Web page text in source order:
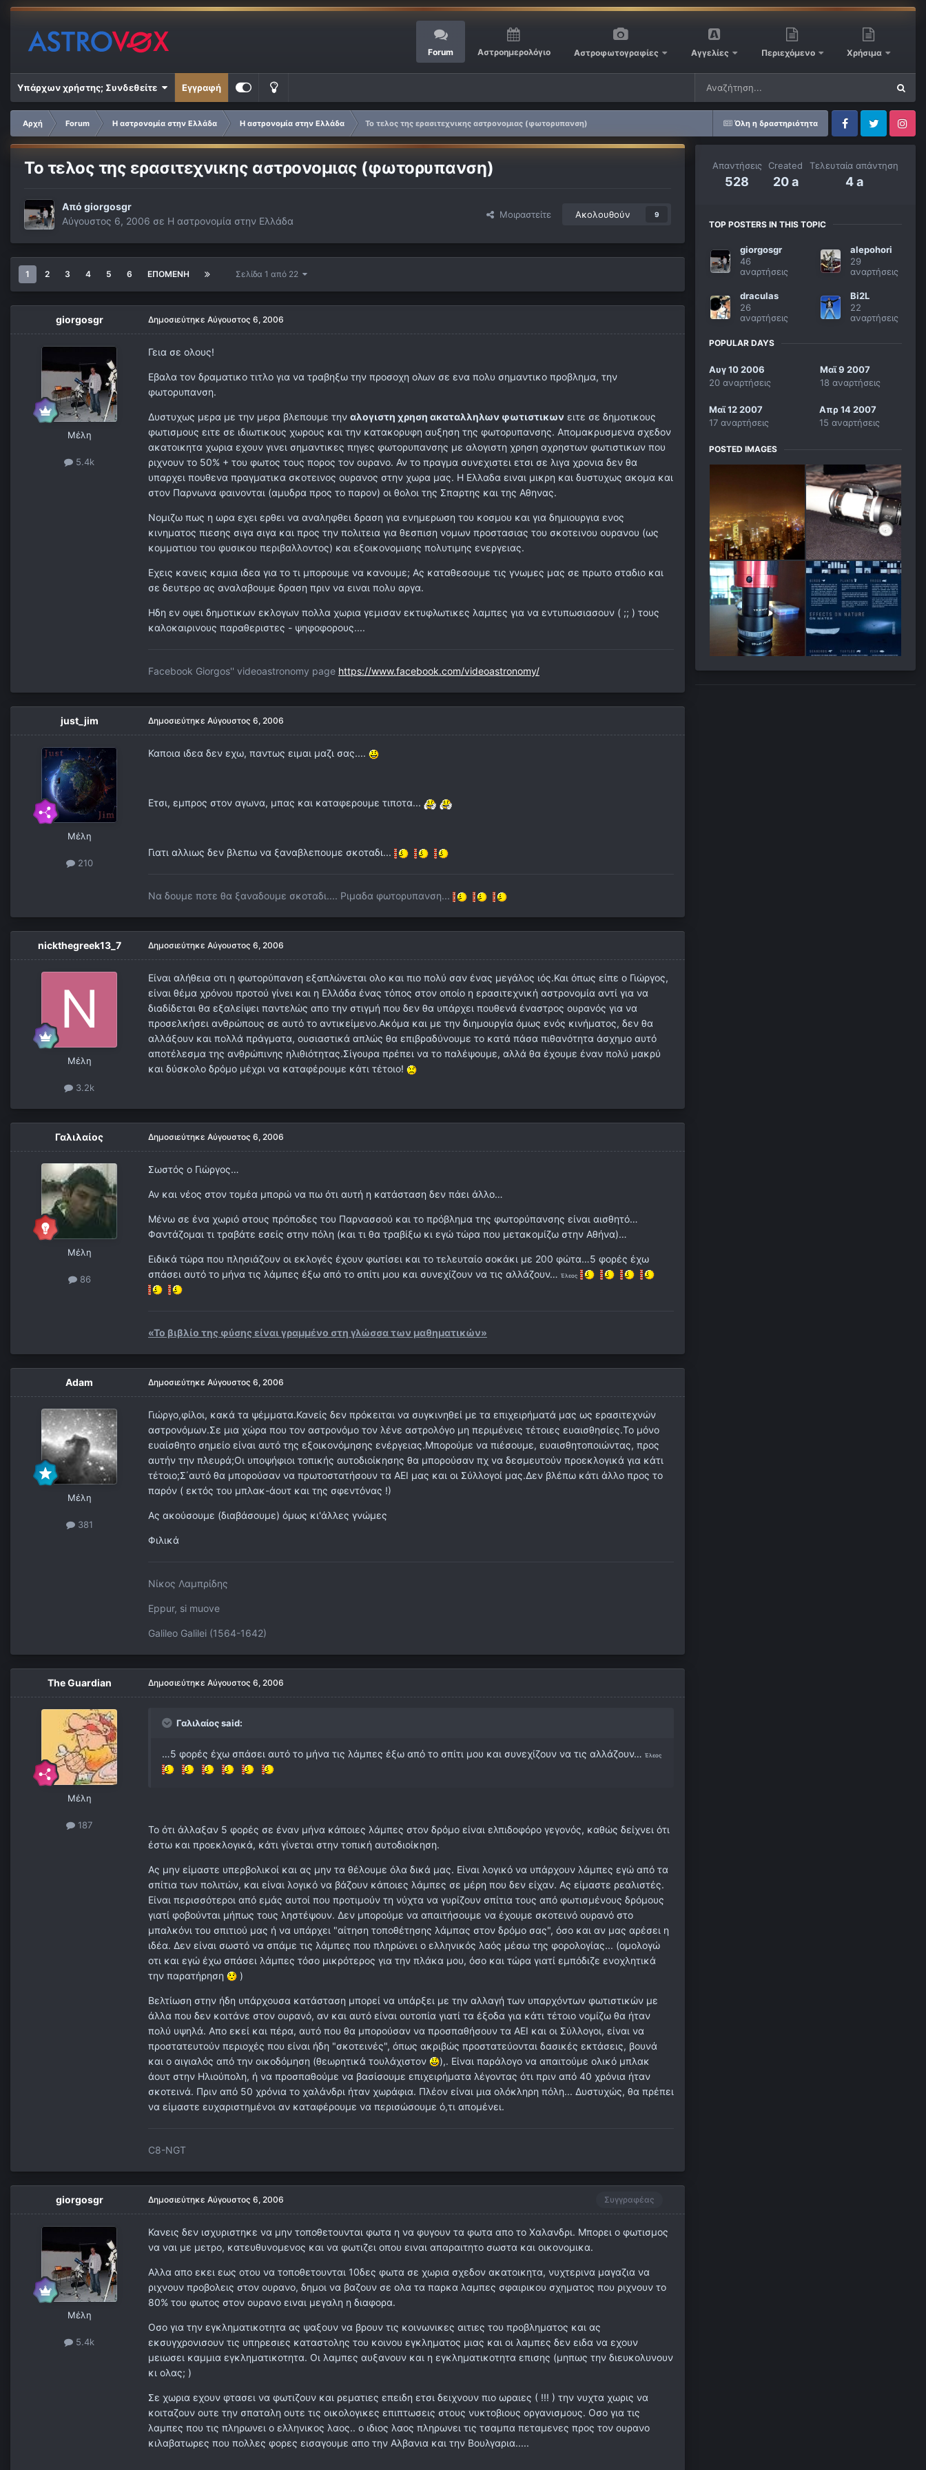
Forum Αστροημερολόγιο Αστροφωτογραφίες Αγγελίες Περιεχόμενο Χρήσιμα
Υπάρχων χρήστης; Συνδεθείτε Εγγραφή
Όλη η δραστηριότητα
Αρχή Forum Η αστρονομία στην Ελλάδα Η αστρονομία στην Ελλάδα
Το τελος της ερασιτεχνικης αστρονομιας (φωτορυπανση)
FacebookTwitter Instagram
Το τελος της ερασιτεχνικης αστρονομιας (φωτορυπανση)
Από giorgosgr
Αύγουστος 6, 2006 σε Η αστρονομία στην Ελλάδα
Μοιραστείτε Ακολουθούν 9
1 2 3 4 5 6 ΕΠΌΜΕΝΗ Σελίδα 1 από 22
giorgosgr
Μέλη
5.4k
Δημοσιεύτηκε Αύγουστος 6, 2006
Γεια σε ολους!
Εβαλα τον δραματικο τιτλο για να τραβηξω την προσοχη ολων σε ενα πολυ σημαντικο προβλημα, την
φωτορυπανση.
Δυστυχως μερα με την μερα βλεπουμε την αλογιστη χρηση ακαταλληλων φωτιστικων ειτε σε δημοτικους
φωτισμους ειτε σε ιδιωτικους χωρους και την κατακορυφη αυξηση της φωτορυπανσης. Απομακρυσμενα σχεδον
ακατοικητα χωρια εχουν γινει σημαντικες πηγες φωτορυπανσης με αλογιστη χρηση αχρηστων φωτιστικων που
ριχνουν το 50% + του φωτος τους πορος τον ουρανο. Αν το πραγμα συνεχιστει ετσι σε λιγα χρονια δεν θα
υπαρχει πουθενα πραγματικα σκοτεινος ουρανος στην χωρα μας. Η Ελλαδα ειναι μικρη και δυστυχως ακομα και
στον Παρνωνα φαινονται (αμυδρα προς το παρον) οι θολοι της Σπαρτης και της Αθηνας.
Νομιζω πως η ωρα εχει ερθει να αναληφθει δραση για ενημερωση του κοσμου και για δημιουργια ενος
κινηματος πιεσης σιγα σιγα και προς την πολιτεια για θεσπιση νομων προστασιας του σκοτεινου ουρανου (ως
κομματιου του φυσικου περιβαλλοντος) και εξοικονομισης πολυτιμης ενεργειας.
Εχεις κανεις καμια ιδεα για το τι μπορουμε να κανουμε; Ας καταθεσουμε τις γνωμες μας σε πρωτο σταδιο και
σε δευτερο ας αναλαβουμε δραση πριν να ειναι πολυ αργα.
Ηδη εν οψει δημοτικων εκλογων πολλα χωρια γεμισαν εκτυφλωτικες λαμπες για να εντυπωσιασουν ( ;; ) τους
καλοκαιρινους παραθεριστες - ψηφοφορους....
Facebook Giorgos'' videoastronomy page https://www.facebook.com/videoastronomy/
just_jim
Μέλη
210
Δημοσιεύτηκε Αύγουστος 6, 2006
Καποια ιδεα δεν εχω, παντως ειμαι μαζι σας....
Ετσι, εμπρος στον αγωνα, μπας και καταφερουμε τιποτα...
Γιατι αλλιως δεν βλεπω να ξαναβλεπουμε σκοταδι...
Να δουμε ποτε θα ξαναδουμε σκοταδι.... Ριμαδα φωτορυπανση...
nickthegreek13_7
Μέλη
3.2k
Δημοσιεύτηκε Αύγουστος 6, 2006
Είναι αλήθεια οτι η φωτορύπανση εξαπλώνεται ολο και πιο πολύ σαν ένας μεγάλος ιός.Και όπως είπε ο Γιώργος,
είναι θέμα χρόνου προτού γίνει και η Ελλάδα ένας τόπος στον οποίο η ερασιτεχνική αστρονομία αντί για να
διαδίδεται θα εξαλείψει παντελώς απο την στιγμή που δεν θα υπάρχει πουθενά έναστρος ουρανός για να
προσελκήσει ανθρώπους σε αυτό το αντικείμενο.Ακόμα και με την διημουργία όμως ενός κινήματος, δεν θα
αλλάξουν και πολλά πράγματα, ουσιαστικά απλώς θα επιβραδύνουμε το κατά πάσα πιθανότητα άσχημο αυτό
αποτέλεσμα της ανθρώπινης ηλιθιότητας.Σίγουρα πρέπει να το παλέψουμε, αλλά θα έχουμε έναν πολύ μακρύ
και δύσκολο δρόμο μέχρι να καταφέρουμε κάτι τέτοιο!
Γαλιλαίος
Μέλη
86
Δημοσιεύτηκε Αύγουστος 6, 2006
Σωστός ο Γιώργος…
Αν και νέος στον τομέα μπορώ να πω ότι αυτή η κατάσταση δεν πάει άλλο…
Μένω σε ένα χωριό στους πρόποδες του Παρνασσού και το πρόβλημα της φωτορύπανσης είναι αισθητό…
Φαντάζομαι τι τραβάτε εσείς στην πόλη (και τι θα τραβίξω κι εγώ τώρα που μετακομίζω στην Αθήνα)…
Ειδικά τώρα που πλησιάζουν οι εκλογές έχουν φωτίσει και το τελευταίο σοκάκι με 200 φώτα…5 φορές έχω
σπάσει αυτό το μήνα τις λάμπες έξω από το σπίτι μου και συνεχίζουν να τις αλλάζουν… Έλεος
«Το βιβλίο της φύσης είναι γραμμένο στη γλώσσα των μαθηματικών»
Adam
Μέλη
381
Δημοσιεύτηκε Αύγουστος 6, 2006
Γιώργο,φίλοι, κακά τα ψέμματα.Κανείς δεν πρόκειται να συγκινηθεί με τα επιχειρήματά μας ως ερασιτεχνών
αστρονόμων.Σε μια χώρα που τον αστρονόμο τον λένε αστρολόγο μη περιμένεις τέτοιες ευαισθησίες.Το μόνο
ευαίσθητο σημείο είναι αυτό της εξοικονόμησης ενέργειας.Μπορούμε να πιέσουμε, ευαισθητοποιώντας, προς
αυτήν την πλευρά;Οι υποψήφιοι τοπικής αυτοδιοίκησης θα μπορούσαν πχ να δεσμευτούν προεκλογικά για κάτι
τέτοιο;Σ΄αυτό θα μπορούσαν να πρωτοστατήσουν τα ΑΕΙ μας και οι Σύλλογοί μας.Δεν βλέπω κάτι άλλο προς το
παρόν ( εκτός του μπλακ-άουτ και της σφεντόνας !)
Ας ακούσουμε (διαβάσουμε) όμως κι'άλλες γνώμες
Φιλικά
Νίκος Λαμπρίδης
Eppur, si muove
Galileo Galilei (1564-1642)
The Guardian
Μέλη
187
Δημοσιεύτηκε Αύγουστος 6, 2006
Γαλιλαίος said:
…5 φορές έχω σπάσει αυτό το μήνα τις λάμπες έξω από το σπίτι μου και συνεχίζουν να τις αλλάζουν… Έλεος
Το ότι άλλαξαν 5 φορές σε έναν μήνα κάποιες λάμπες στον δρόμο είναι ελπιδοφόρο γεγονός, καθώς δείχνει ότι
έστω και προεκλογικά, κάτι γίνεται στην τοπική αυτοδιοίκηση.
Ας μην είμαστε υπερβολικοί και ας μην τα θέλουμε όλα δικά μας. Είναι λογικό να υπάρχουν λάμπες εγώ από τα
σπίτια των πολιτών, και είναι λογικό να βάζουν κάποιες λάμπες σε μέρη που δεν είχαν. Ας είμαστε ρεαλιστές.
Είναι περισσότεροι από εμάς αυτοί που προτιμούν τη νύχτα να γυρίζουν σπίτια τους από φωτισμένους δρόμους
γιατί φοβούνται μήπως τους ληστέψουν. Δεν μπορούμε να απαιτήσουμε να έχουμε σκοτεινό ουρανό στο
μπαλκόνι του σπιτιού μας ή να υπάρχει "αίτηση τοποθέτησης λάμπας στον δρόμο σας", όσο και αν μας αρέσει η
ιδέα. Δεν είναι σωστό να σπάμε τις λάμπες που πληρώνει ο ελληνικός λαός μέσω της φορολογίας... (ομολογώ
οτι και εγώ έχω σπάσει λάμπες τόσο μικρότερος για την πλάκα μου, όσο και τώρα γιατί εμπόδιζε ενοχλητικά
την παρατήρηση
)
Βελτίωση στην ήδη υπάρχουσα κατάσταση μπορεί να υπάρξει με την αλλαγή των υπαρχόντων φωτιστικών με
άλλα που δεν κοιτάνε στον ουρανό, αν και αυτό είναι ουτοπία γιατί τα έξοδα για κάτι τέτοιο νομίζω θα ήταν
πολύ υψηλά. Απο εκεί και πέρα, αυτό που θα μπορούσαν να προσπαθήσουν τα ΑΕΙ και οι Σύλλογοι, είναι να
προστατευτούν περιοχές που είναι ήδη "σκοτεινές", όπως ακριβώς προστατεύονται δασικές εκτάσεις, βουνά
και ο αιγιαλός από την οικοδόμηση (θεωρητικά τουλάχιστον
),. Είναι παράλογο να απαιτούμε ολικό μπλακ
άουτ στην Ηλιούπολη, ή να προσπαθούμε να βασίσουμε επιχειρήματα λέγοντας ότι πριν από 40 χρόνια ήταν
σκοτεινά. Πριν από 50 χρόνια το χαλάνδρι ήταν χωράφια. Πλέον είναι μια ολόκληρη πόλη... Δυστυχώς, θα πρέπει
να είμαστε ευχαριστημένοι αν καταφέρουμε να περισώσουμε ό,τι απομένει.
C8-NGT
giorgosgr
Μέλη
5.4k
Συγγραφέας
Δημοσιεύτηκε Αύγουστος 6, 2006
Κανεις δεν ισχυριστηκε να μην τοποθετουνται φωτα η να φυγουν τα φωτα απο το Χαλανδρι. Μπορει ο φωτισμος
να ναι με μετρο, κατευθυνομενος και να φωτιζει οπου ειναι απαραιτητο σωστα και οικονομικα.
Αλλα απο εκει εως οτου να τοποθετουνται 10δες φωτα σε χωρια σχεδον ακατοικητα, νυχτερινα μαγαζια να
ριχνουν προβολεις στον ουρανο, δημοι να βαζουν σε ολα τα παρκα λαμπες σφαιρικου σχηματος που ριχνουν το
80% του φωτος στον ουρανο ειναι μεγαλη η διαφορα.
Οσο για την εγκληματικοτητα ας ψαξουν να βρουν τις κοινωνικες αιτιες του προβληματος και ας
εκσυγχρονισουν τις υπηρεσιες καταστολης του κοινου εγκληματος μιας και οι λαμπες δεν ειδα να εχουν
μειωσει καμμια εγκληματικοτητα. Οι λαμπες αυξανουν και η εγκληματικοτητα επισης (μηπως την διευκολυνουν
κι ολας; )
Σε χωρια εχουν φτασει να φωτιζουν και ρεματιες επειδη ετσι δειχνουν πιο ωραιες ( !!! ) την νυχτα χωρις να
κοιταζουν ουτε την σπαταλη ουτε τις οικολογικες επιπτωσεις στους νυκτοβιους οργανισμους. Οσο για τις
λαμπες που τις πληρωνει ο ελληνικος λαος.. ο ιδιος λαος πληρωνει τις τσαμπα πεταμενες προς τον ουρανο
κιλαβατωρες που πολλες φορες εισαγουμε απο την Αλβανια και την Βουλγαρια.....
Απαντήσεις
528
Created
20 a
Τελευταία απάντηση
4 a
TOP POSTERS IN THIS TOPIC
giorgosgr
46
αναρτήσεις
alepohori
29
αναρτήσεις
draculas
26
αναρτήσεις
Bi2L
22
αναρτήσεις
POPULAR DAYS
Αυγ 10 2006
20 αναρτήσεις
Μαϊ 9 2007
18 αναρτήσεις
Μαϊ 12 2007
17 αναρτήσεις
Απρ 14 2007
15 αναρτήσεις
POSTED IMAGES